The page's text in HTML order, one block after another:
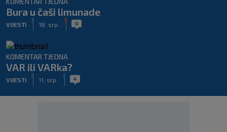
Bura u čaši limunade
VIJESTI 18. srp. 0
KOMENTAR TJEDNA
VAR ili VARka?
VIJESTI 11. srp. 4